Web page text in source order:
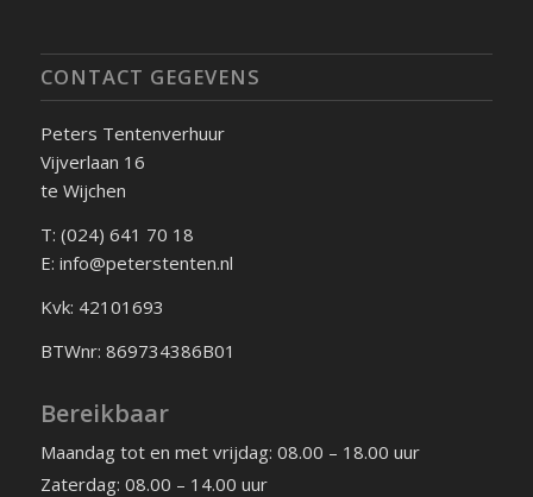
CONTACT GEGEVENS
Peters Tentenverhuur
Vijverlaan 16
te Wijchen
T: (024) 641 70 18
E: info@peterstenten.nl
Kvk: 42101693
BTWnr: 869734386B01
Bereikbaar
Maandag tot en met vrijdag: 08.00 – 18.00 uur
Zaterdag: 08.00 – 14.00 uur